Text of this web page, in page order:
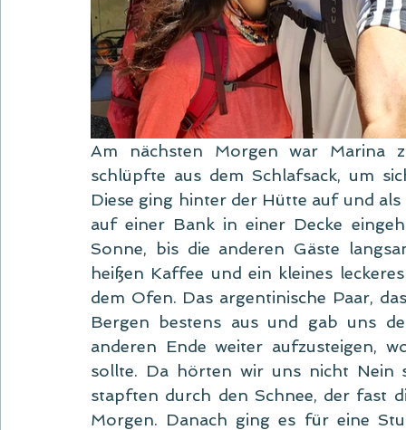
Am nächsten Morgen war Marina
schlüpfte aus dem Schlafsack, um
Diese ging hinter der Hütte auf und
auf einer Bank in einer Decke
Sonne, bis die anderen Gäste
heißen Kaffee und ein kleines
dem Ofen. Das argentinische Paar,
Bergen bestens aus und gab uns
anderen Ende weiter aufzusteigen,
sollte. Da hörten wir uns nicht Nein
stapften durch den Schnee, der fast
Morgen. Danach ging es für eine